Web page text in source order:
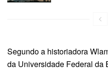
Segundo a historiadora
da Universidade Federal da